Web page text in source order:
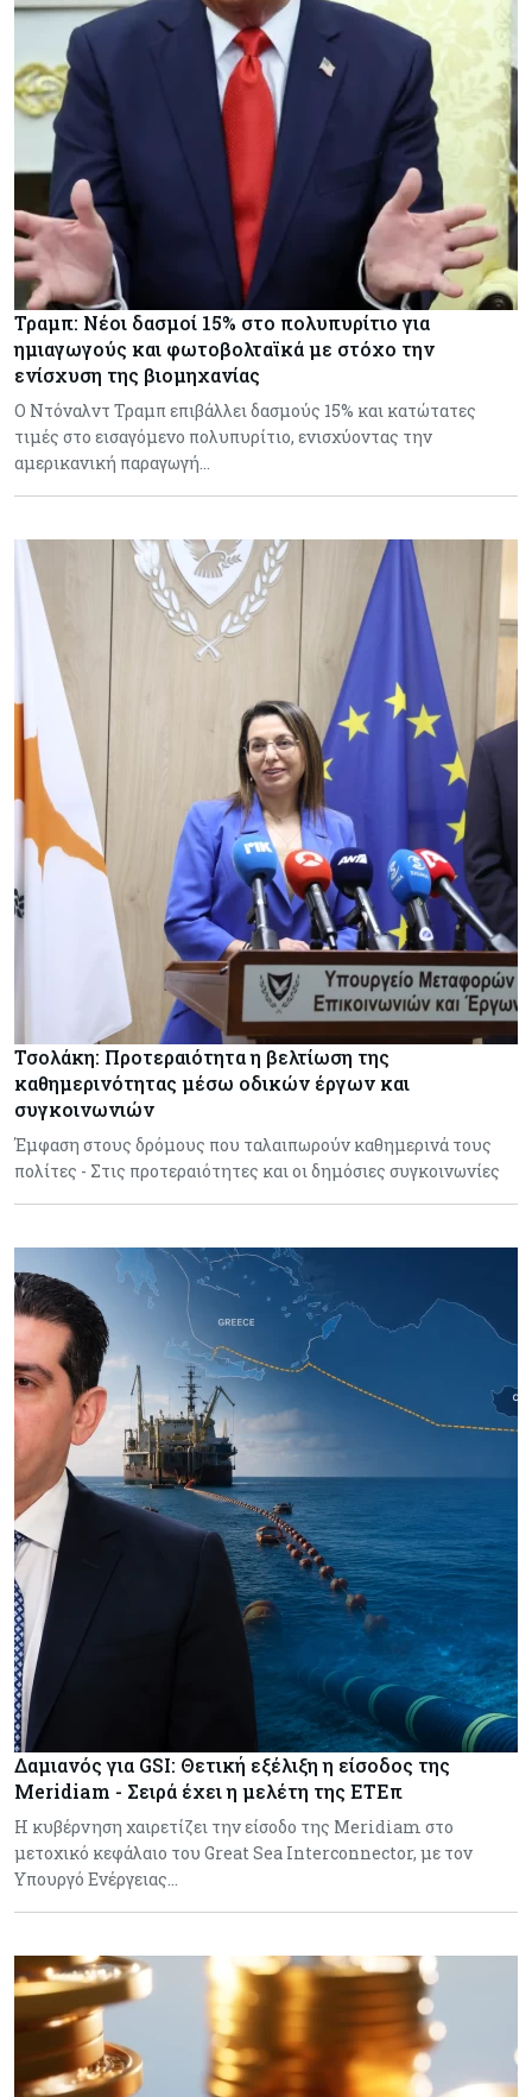
Τραμπ: Νέοι δασμοί 15% στο πολυπυρίτιο για
ημιαγωγούς και φωτοβολταϊκά με στόχο την
ενίσχυση της βιομηχανίας
Ο Ντόναλντ Τραμπ επιβάλλει δασμούς 15% και κατώτατες
τιμές στο εισαγόμενο πολυπυρίτιο, ενισχύοντας την
αμερικανική παραγωγή…
Τσολάκη: Προτεραιότητα η βελτίωση της
καθημερινότητας μέσω οδικών έργων και
συγκοινωνιών
Έμφαση στους δρόμους που ταλαιπωρούν καθημερινά τους
πολίτες - Στις προτεραιότητες και οι δημόσιες συγκοινωνίες
Δαμιανός για GSI: Θετική εξέλιξη η είσοδος της
Meridiam - Σειρά έχει η μελέτη της ΕΤΕπ
Η κυβέρνηση χαιρετίζει την είσοδο της Meridiam στο
μετοχικό κεφάλαιο του Great Sea Interconnector, με τον
Υπουργό Ενέργειας…